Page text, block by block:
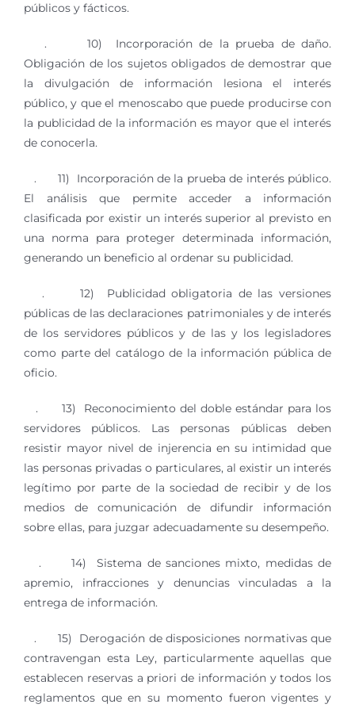
públicos y fácticos.
. 10) Incorporación de la prueba de daño.
Obligación de los sujetos obligados de demostrar que
la divulgación de información lesiona el interés
público, y que el menoscabo que puede producirse con
la publicidad de la información es mayor que el interés
de conocerla.
. 11) Incorporación de la prueba de interés público.
El análisis que permite acceder a información
clasificada por existir un interés superior al previsto en
una norma para proteger determinada información,
generando un beneficio al ordenar su publicidad.
. 12) Publicidad obligatoria de las versiones
públicas de las declaraciones patrimoniales y de interés
de los servidores públicos y de las y los legisladores
como parte del catálogo de la información pública de
oficio.
. 13) Reconocimiento del doble estándar para los
servidores públicos. Las personas públicas deben
resistir mayor nivel de injerencia en su intimidad que
las personas privadas o particulares, al existir un interés
legítimo por parte de la sociedad de recibir y de los
medios de comunicación de difundir información
sobre ellas, para juzgar adecuadamente su desempeño.
. 14) Sistema de sanciones mixto, medidas de
apremio, infracciones y denuncias vinculadas a la
entrega de información.
. 15) Derogación de disposiciones normativas que
contravengan esta Ley, particularmente aquellas que
establecen reservas a priori de información y todos los
reglamentos que en su momento fueron vigentes y